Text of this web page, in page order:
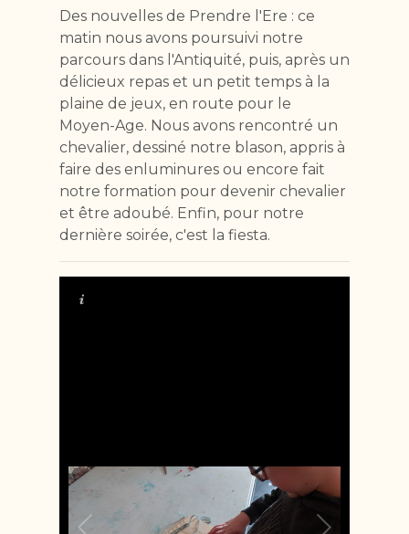
Des nouvelles de Prendre l'Ere : ce
matin nous avons poursuivi notre
parcours dans l'Antiquité, puis, après un
délicieux repas et un petit temps à la
plaine de jeux, en route pour le
Moyen-Age. Nous avons rencontré un
chevalier, dessiné notre blason, appris à
faire des enluminures ou encore fait
notre formation pour devenir chevalier
et être adoubé. Enfin, pour notre
dernière soirée, c'est la fiesta.